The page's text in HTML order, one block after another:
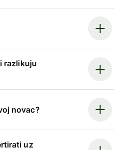
razlikuju
novac?
uz